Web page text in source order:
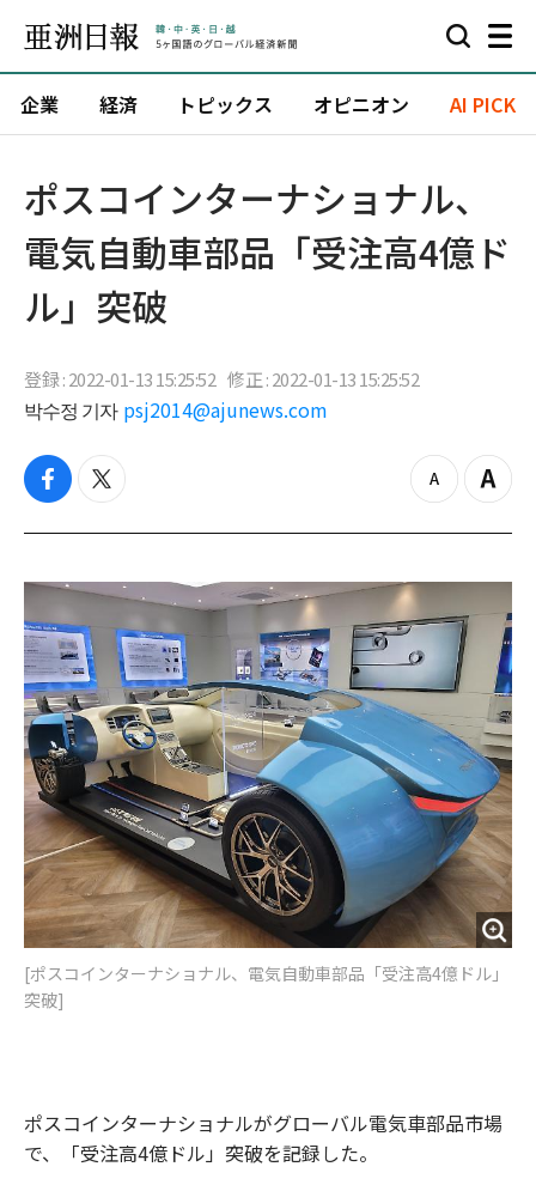
企業 経済 トピックス オピニオン AI PICK
ポスコインターナショナル、
電気自動車部品「受注高4億ド
ル」突破
登録 : 2022-01-13 15:25:52 修正 : 2022-01-13 15:25:52
박수정 기자 psj2014@ajunews.com
f
c
b
o
k
t
i
t
e
z
o
o
t
Z
o
i
[ポスコインターナショナル、電気自動車部品「受注高4億ドル」
突破]
ポスコインターナショナルがグローバル電気車部品市場
で、「受注高4億ドル」突破を記録した。